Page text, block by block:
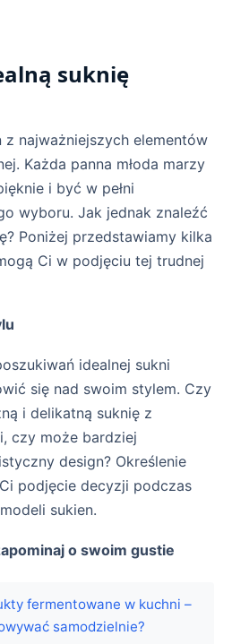
suknię
z najważniejszych elementów
Każda panna młoda marzy
i być w pełni
wyboru. Jak jednak znaleźć
Poniżej przedstawiamy kilka
Ci w podjęciu tej trudnej
idealnej sukni
się nad swoim stylem. Czy
i delikatną suknię z
czy może bardziej
design? Określenie
podjęcie decyzji podczas
sukien.
o swoim gustie
fermentowane w kuchni –
samodzielnie?